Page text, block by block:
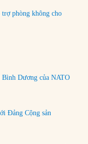
phòng không cho
Dương của NATO
Đảng Cộng sản